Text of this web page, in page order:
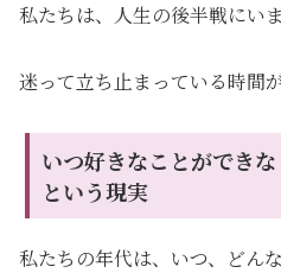
私たちは、人生の後半戦にいま
迷って立ち止まっている時間
いつ好きなことができ
という現実
私たちの年代は、いつ、どん